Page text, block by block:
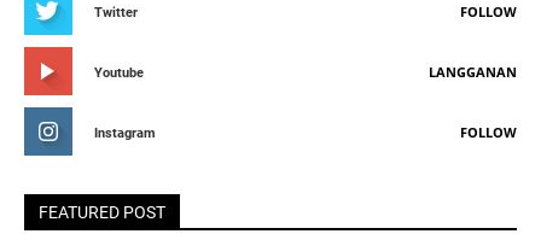
Twitter FOLLOW
Youtube LANGGANAN
Instagram FOLLOW
FEATURED POST